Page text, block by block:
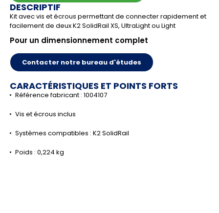
DESCRIPTIF
Kit avec vis et écrous permettant de connecter rapidement et
facilement de deux K2 SolidRail XS, UltraLight ou Light
Pour un dimensionnement complet
Contacter notre bureau d'études
CARACTÉRISTIQUES ET POINTS FORTS
Référence fabricant : 1004107
Vis et écrous inclus
Systèmes compatibles : K2 SolidRail
Poids : 0,224 kg